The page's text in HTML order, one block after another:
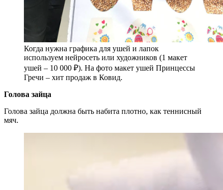
Когда нужна графика для ушей и лапок
используем нейросеть или художников (1 макет
ушей – 10 000 ₽). На фото макет ушей Принцессы
Гречи – хит продаж в Ковид.
Голова зайца
Голова зайца должна быть набита плотно, как теннисный
мяч.